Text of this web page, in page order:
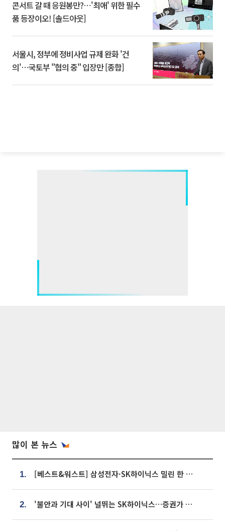
콘서트 갈 때 응원봉만?⋯'최애' 위한 필수
품 등장이오! [솔드아웃]
서울시, 정부에 정비사업 규제 완화 '건
의'⋯국토부 "협의 중" 입장만 [종합]
많이 본 뉴스
1. [베스트&워스트] 삼성전자·SK하이닉스 밀린 한 주…상상인증권은 85% 급등
2. '불안과 기대 사이' 널뛰는 SK하이닉스…증권가 "HBM4·LTA 기반 펀터멘털 견고"